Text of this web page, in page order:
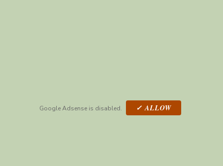
Google Adsense is disabled. ✓ ALLOW